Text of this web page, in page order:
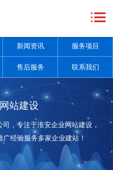
新闻资讯 服务项目
售后服务 联系我们
站建设
，专注于淮安企业网站建设，
经验服务多家企业建站！